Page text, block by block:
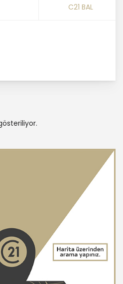
C21 BAL